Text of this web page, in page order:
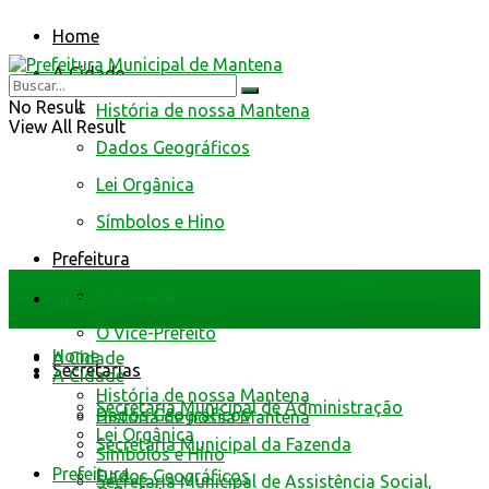
Home
A Cidade
História de nossa Mantena
Dados Geográficos
Lei Orgânica
Símbolos e Hino
Prefeitura
O Vice-Prefeito
Secretarias
Secretaria Municipal de Administração
Secretaria Municipal da Fazenda
Secretaria Municipal de Assistência Social,
No Result
View All Result
Home
A Cidade
História de nossa Mantena
Dados Geográficos
Home
A Cidade
História de nossa Mantena
Dados Geográficos
Lei Orgânica
Símbolos e Hino
Prefeitura